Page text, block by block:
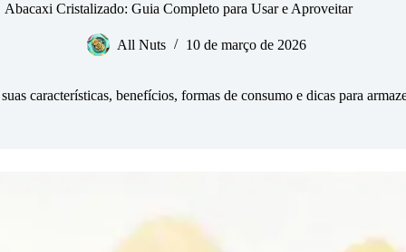
Abacaxi Cristalizado: Guia Completo para Usar e Aproveitar
All Nuts 10 de março de 2026
características, benefícios, formas de consumo e dicas para